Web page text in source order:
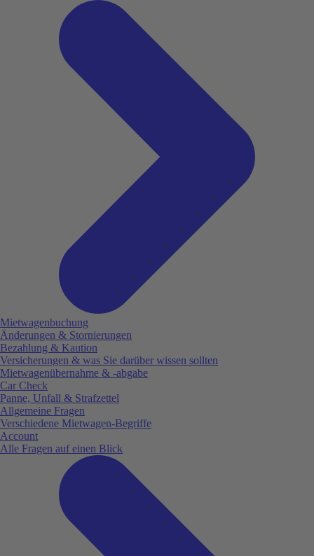
Mietwagenbuchung
Änderungen & Stornierungen
Bezahlung & Kaution
Versicherungen & was Sie darüber wissen sollten
Mietwagenübernahme & -abgabe
Car Check
Panne, Unfall & Strafzettel
Allgemeine Fragen
Verschiedene Mietwagen-Begriffe
Account
Alle Fragen auf einen Blick